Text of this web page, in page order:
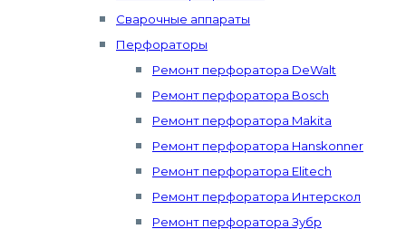
Сварочные аппараты
Перфораторы
Ремонт перфоратора DeWalt
Ремонт перфоратора Bosch
Ремонт перфоратора Makita
Ремонт перфоратора Hanskonner
Ремонт перфоратора Elitech
Ремонт перфоратора Интерскол
Ремонт перфоратора Зубр